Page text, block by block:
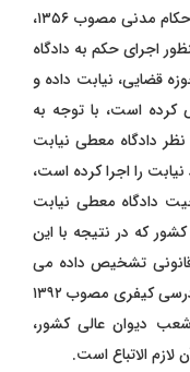
مستفاد از مواد ۱۹، ۲۶ و ۱۴۷ قانون اجرای احکام مدنی مصوب ۱۳۵۶،
اجرای حکم به دادگاه
قضایی، نیابت داده و
است، با توجه به
دادگاه معطی نیابت
را اجرا کرده است،
دادگاه معطی نیابت
که در نتیجه با این
قانونی تشخیص داده می‌
شود. این رأی طبق ماده ۴۷۱ قانون آیین دادرسی کیفری مصوب ۱۳۹۲
دیوان عالی کشور،
لازم‌ الاتباع است.